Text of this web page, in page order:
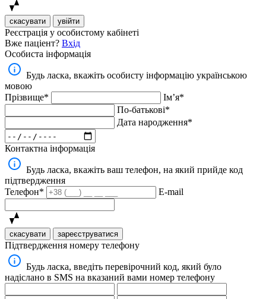
скасувати увійти
Реєстрація у особистому кабінеті
Вже паціент? Вхід
Особиста інформація
Будь ласка, вкажіть особисту інформацію українською
мовою
Прізвище*
Імʼя*
По-батькові*
Дата народження*
Контактна інформація
Будь ласка, вкажіть ваш телефон, на який прийде код
підтвердження
Телефон*
E-mail
скасувати зареєструватися
Підтвердження номеру телефону
Будь ласка, введіть перевірочний код, який було
надіслано в SMS на вказаний вами номер телефону